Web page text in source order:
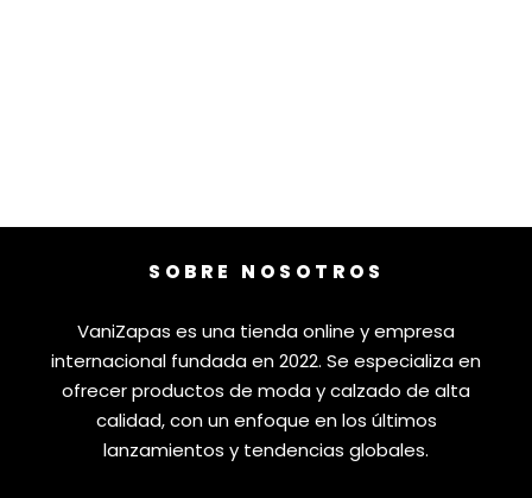
SOBRE NOSOTROS
VaniZapas es una tienda online y empresa
internacional fundada en 2022. Se especializa en
ofrecer productos de moda y calzado de alta
calidad, con un enfoque en los últimos
lanzamientos y tendencias globales.